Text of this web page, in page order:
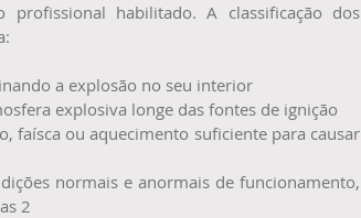
habilitado. A classificação dos
a explosão no seu interior
explosiva longe das fontes de ignição
faísca ou aquecimento suficiente para causar
normais e anormais de funcionamento,
2